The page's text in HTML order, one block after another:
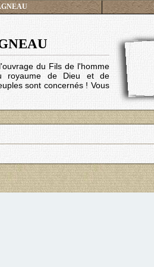
du Fils de l'homme
royaume de Dieu et de
sont concernés ! Vous